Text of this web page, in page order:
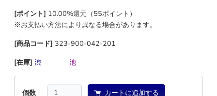
[ポイント] 10.00%還元（55ポイント）
※お支払い方法により異なる場合があります。
[商品コード] 323-900-042-201
[在庫] 渋 池
個数 カートに追加する